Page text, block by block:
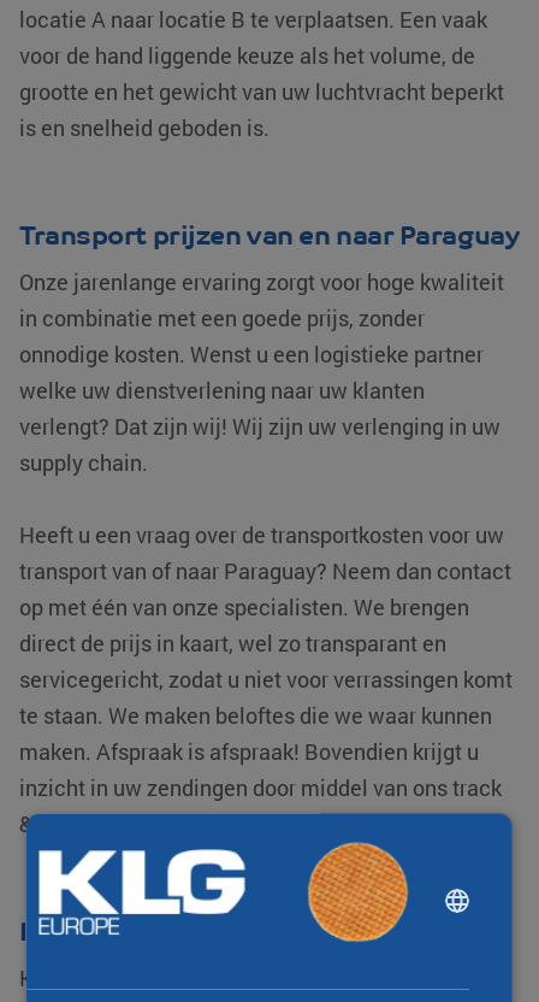
locatie A naar locatie B te verplaatsen. Een vaak
voor de hand liggende keuze als het volume, de
grootte en het gewicht van uw luchtvracht beperkt
is en snelheid geboden is.
Transport prijzen van en naar Paraguay
Onze jarenlange ervaring zorgt voor hoge kwaliteit
in combinatie met een goede prijs, zonder
onnodige kosten. Wenst u een logistieke partner
welke uw dienstverlening naar uw klanten
verlengt? Dat zijn wij! Wij zijn uw verlenging in uw
supply chain.
Heeft u een vraag over de transportkosten voor uw
transport van of naar Paraguay? Neem dan contact
op met één van onze specialisten. We brengen
direct de prijs in kaart, wel zo transparant en
servicegericht, zodat u niet voor verrassingen komt
te staan. We maken beloftes die we waar kunnen
maken. Afspraak is afspraak! Bovendien krijgt u
inzicht in uw zendingen door middel van ons track
& trace systeem.
Internationaal transport
KLG Europe behoort tot één van de
DUTCH
ENGLISH